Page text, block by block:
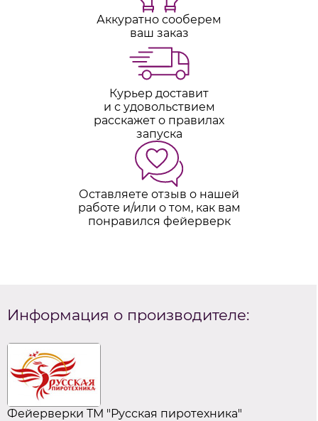
Аккуратно сооберем
ваш заказ
Курьер доставит
и с удовольствием
расскажет о правилах
запуска
Оставляете отзыв о нашей
работе и/или о том, как вам
понравился фейерверк
Информация о производителе:
Фейерверки ТМ "Русская пиротехника"